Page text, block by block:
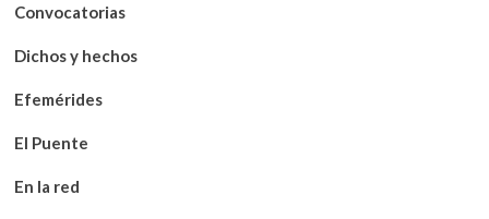
Convocatorias
Dichos y hechos
Efemérides
El Puente
En la red